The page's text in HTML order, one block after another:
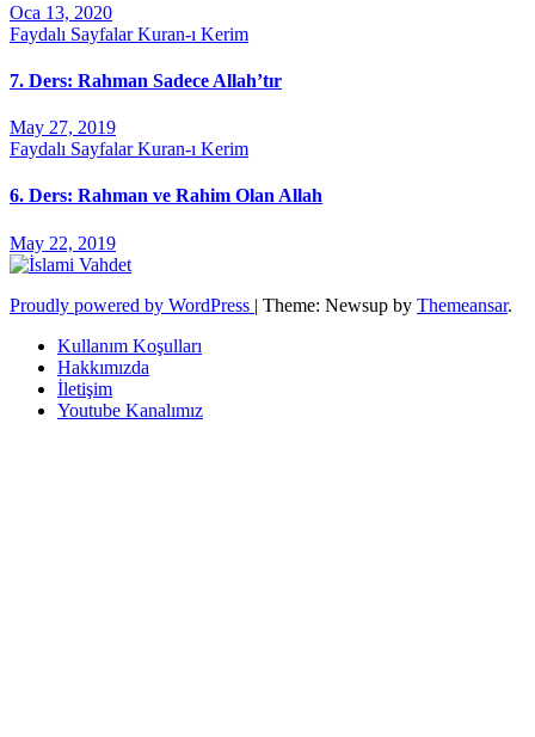
Oca 13, 2020
Faydalı SayfalarKuran-ı Kerim
7. Ders: Rahman Sadece Allah’tır
May 27, 2019
Faydalı SayfalarKuran-ı Kerim
6. Ders: Rahman ve Rahim Olan Allah
May 22, 2019
Proudly powered by WordPress | Theme: Newsup by Themeansar.
Kullanım Koşulları
Hakkımızda
İletişim
Youtube Kanalımız